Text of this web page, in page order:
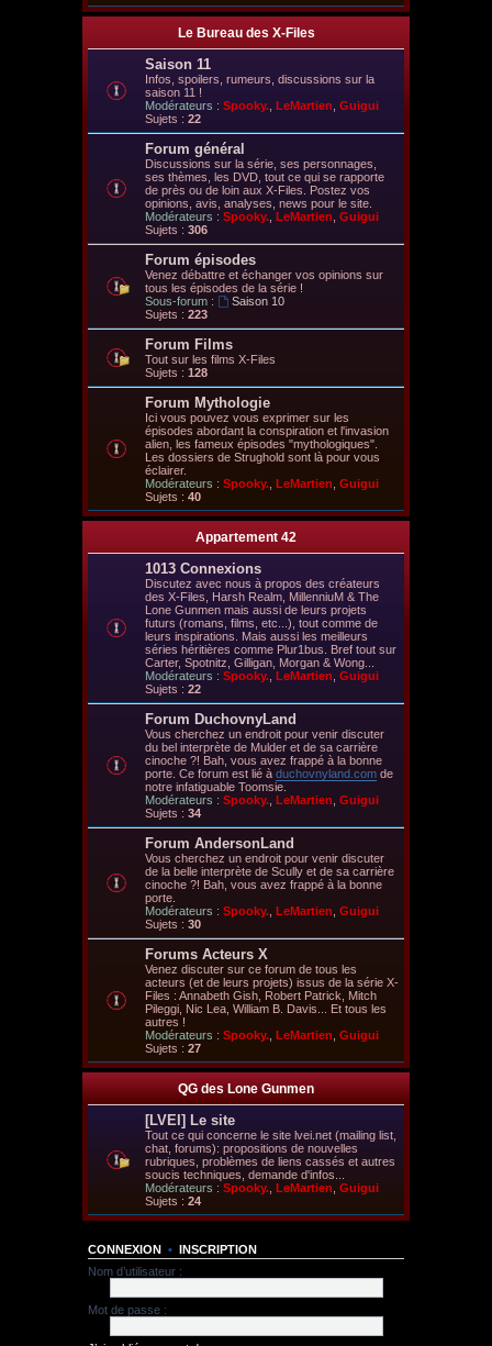
Le Bureau des X-Files
Saison 11
Infos, spoilers, rumeurs, discussions sur la
saison 11 !
Modérateurs : Spooky. LeMartien Guigui
Sujets : 22
Forum général
Discussions sur la série, ses personnages,
ses thèmes, les DVD, tout ce qui se rapporte
de près ou de loin aux X-Files. Postez vos
opinions, avis, analyses, news pour le site.
Modérateurs : Spooky. LeMartien Guigui
Sujets : 306
Forum épisodes
Venez débattre et échanger vos opinions sur
tous les épisodes de la série !
Sous-forum :
Saison 10
Sujets : 223
Forum Films
Tout sur les films X-Files
Sujets : 128
Forum Mythologie
Ici vous pouvez vous exprimer sur les
épisodes abordant la conspiration et l'invasion
alien, les fameux épisodes "mythologiques".
Les dossiers de Strughold sont là pour vous
éclairer.
Modérateurs : Spooky. LeMartien Guigui
Sujets : 40
Appartement 42
1013 Connexions
Discutez avec nous à propos des créateurs
des X-Files, Harsh Realm, MillenniuM & The
Lone Gunmen mais aussi de leurs projets
futurs (romans, films, etc...), tout comme de
leurs inspirations. Mais aussi les meilleurs
séries héritières comme Plur1bus. Bref tout sur
Carter, Spotnitz, Gilligan, Morgan & Wong...
Modérateurs : Spooky. LeMartien Guigui
Sujets : 22
Forum DuchovnyLand
Vous cherchez un endroit pour venir discuter
du bel interprète de Mulder et de sa carrière
cinoche ?! Bah, vous avez frappé à la bonne
porte. Ce forum est lié à duchovnyland.com de
notre infatiguable Toomsie.
Modérateurs : Spooky. LeMartien Guigui
Sujets : 34
Forum AndersonLand
Vous cherchez un endroit pour venir discuter
de la belle interprète de Scully et de sa carrière
cinoche ?! Bah, vous avez frappé à la bonne
porte.
Modérateurs : Spooky. LeMartien Guigui
Sujets : 30
Forums Acteurs X
Venez discuter sur ce forum de tous les
acteurs (et de leurs projets) issus de la série X-
Files : Annabeth Gish, Robert Patrick, Mitch
Pileggi, Nic Lea, William B. Davis... Et tous les
autres !
Modérateurs : Spooky. LeMartien Guigui
Sujets : 27
QG des Lone Gunmen
[LVEI] Le site
Tout ce qui concerne le site lvei.net (mailing list,
chat, forums): propositions de nouvelles
rubriques, problèmes de liens cassés et autres
soucis techniques, demande d'infos...
Modérateurs : Spooky. LeMartien Guigui
Sujets : 24
CONNEXION • INSCRIPTION
Nom d’utilisateur :
Mot de passe :